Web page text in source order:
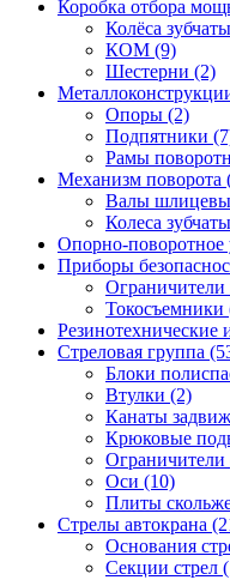
Коробка отбора
Колёса
КОМ (9)
Шестерни (2)
Опоры (2)
Подпятники
Рамы
Механизм поворота
Валы
Колеса
Опорно-поворотное
Приборы
Токосъемники
Резинотехнические
Стреловая группа
Блоки
Втулки (2)
Канаты
Крюковые
Ограничители
Оси (10)
Плиты
Стрелы автокрана
Основания
Секции стрел